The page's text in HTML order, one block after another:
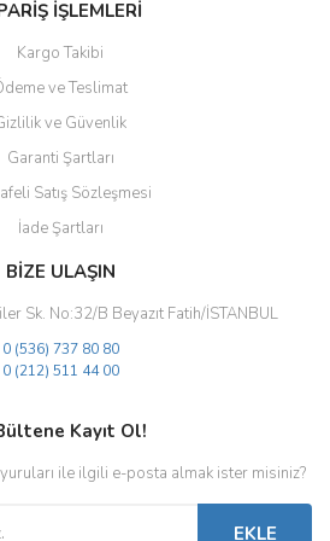
Gönder
İŞLEMLERİ
Kargo Takibi
ve Teslimat
ve Güvenlik
Garanti Şartları
Satış Sözleşmesi
İade Şartları
BİZE ULAŞIN
Sk. No:32/B Beyazıt Fatih/İSTANBUL
0 (536) 737 80 80
0 (212) 511 44 00
Kayıt Ol!
ile ilgili e-posta almak ister misiniz?
EKLE